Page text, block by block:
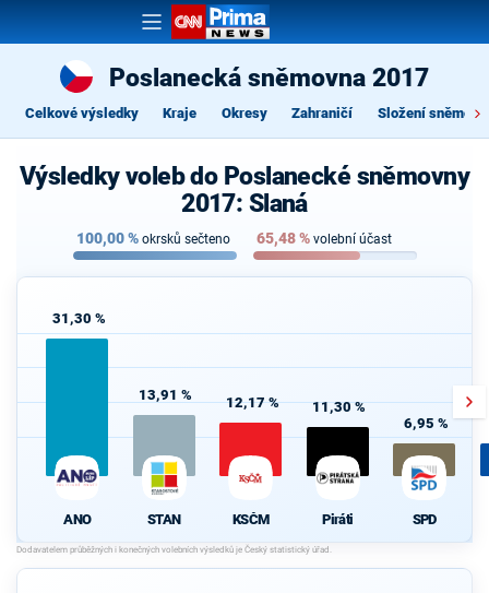
Poslanecká sněmovna 2017
Celkové výsledky Kraje Okresy Zahraničí Složení
Výsledky voleb do Poslanecké sněmovny
2017: Slaná
100,00% okrsků sečteno 65,48% volební účast
31,30 %
ANO
13,91 %
STAN
12,17 %
KSČM
11,30 %
Piráti
6,95 %
SPD